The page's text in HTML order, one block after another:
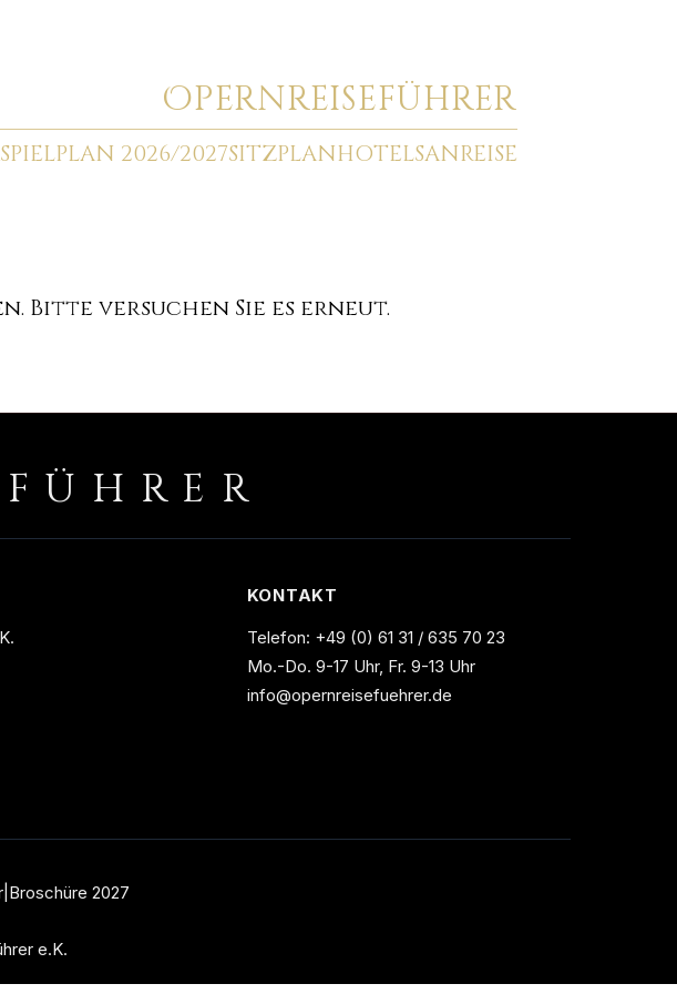
OPERNREISEFÜHRER
SPIELPLAN 2026/2027SITZPLANHOTELSANREISE
Bitte versuchen Sie es erneut.
KONTAKT
Telefon: +49 (0) 61 31 / 635 70 23
Mo.-Do. 9-17 Uhr, Fr. 9-13 Uhr
info@opernreisefuehrer.de
| Broschüre 2027
e.K.